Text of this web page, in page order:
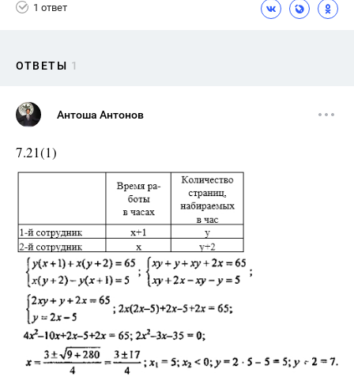
1 ответ
ОТВЕТЫ 1
Антоша Антонов
7.21(1)